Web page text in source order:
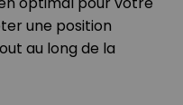
une position
au long de la